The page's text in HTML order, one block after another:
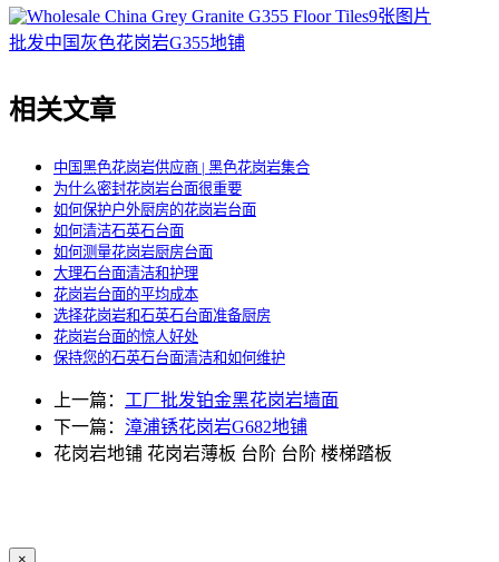
9张图片
批发中国灰色花岗岩G355地铺
相关文章
中国黑色花岗岩供应商 | 黑色花岗岩集合
为什么密封花岗岩台面很重要
如何保护户外厨房的花岗岩台面
如何清洁石英石台面
如何测量花岗岩厨房台面
大理石台面清洁和护理
花岗岩台面的平均成本
选择花岗岩和石英石台面准备厨房
花岗岩台面的惊人好处
保持您的石英石台面清洁和如何维护
上一篇： 工厂批发铂金黑花岗岩墙面
下一篇： 漳浦锈花岗岩G682地铺
花岗岩地铺 花岗岩薄板 台阶 台阶 楼梯踏板